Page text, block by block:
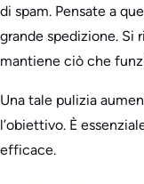
di spam. Pensate a
grande spedizione. Si
mantiene ciò che
Una tale pulizia
l’obiettivo. È
efficace.